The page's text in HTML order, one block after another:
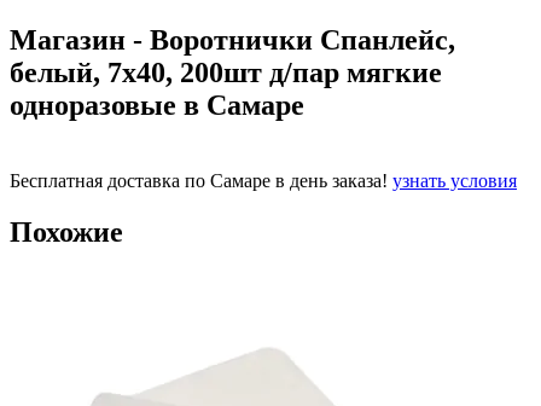
Магазин - Воротнички Спанлейс,
белый, 7х40, 200шт д/пар мягкие
одноразовые в Самаре
Бесплатная доставка по Самаре в день заказа! узнать условия
Похожие